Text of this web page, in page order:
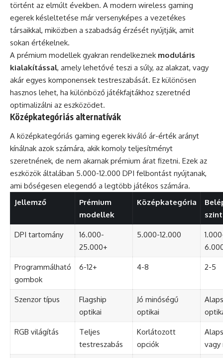
történt az elmúlt években. A modern wireless gaming
egerek késleltetése már versenyképes a vezetékes
társaikkal, miközben a szabadság érzését nyújtják, amit
sokan értékelnek.
A prémium modellek gyakran rendelkeznek moduláris
kialakítással, amely lehetővé teszi a súly, az alakzat, vagy
akár egyes komponensek testreszabását. Ez különösen
hasznos lehet, ha különböző játékfajtákhoz szeretnéd
optimalizálni az eszközödet.
Középkategóriás alternatívák
A középkategóriás gaming egerek kiváló ár-érték arányt
kínálnak azok számára, akik komoly teljesítményt
szeretnének, de nem akarnak prémium árat fizetni. Ezek az
eszközök általában 5.000-12.000 DPI felbontást nyújtanak,
ami bőségesen elegendő a legtöbb játékos számára.
Jellemző
Prémium
modellek
Középkategória
szint
DPI tartomány
16.000-
25.000+
5.000-12.000
Programmálható
gombok
6-12+ 4-8 2-5
Szenzor típus
Flagship
optikai
Jó minőségű
optikai
RGB világítás
Teljes
testreszabás
Korlátozott
opciók
vagy